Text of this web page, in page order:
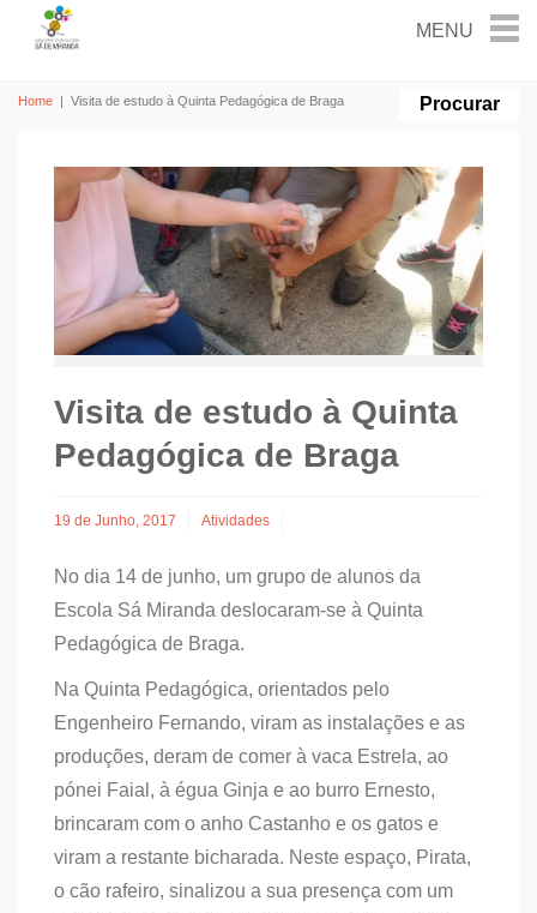
Home | Visita de estudo à Quinta Pedagógica de Braga
Visita de estudo à Quinta
Pedagógica de Braga
19 de Junho, 2017 Atividades
No dia 14 de junho, um grupo de alunos da
Escola Sá Miranda deslocaram-se à Quinta
Pedagógica de Braga.
Na Quinta Pedagógica, orientados pelo
Engenheiro Fernando, viram as instalações e as
produções, deram de comer à vaca Estrela, ao
pónei Faial, à égua Ginja e ao burro Ernesto,
brincaram com o anho Castanho e os gatos e
viram a restante bicharada. Neste espaço, Pirata,
o cão rafeiro, sinalizou a sua presença com um